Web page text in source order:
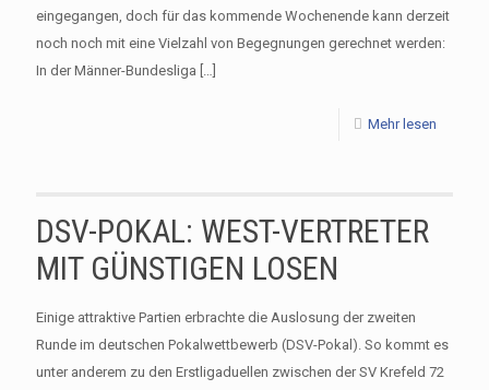
eingegangen, doch für das kommende Wochenende kann derzeit
noch noch mit eine Vielzahl von Begegnungen gerechnet werden:
In der Männer-Bundesliga […]
Mehr lesen
DSV-POKAL: WEST-VERTRETER
MIT GÜNSTIGEN LOSEN
Einige attraktive Partien erbrachte die Auslosung der zweiten
Runde im deutschen Pokalwettbewerb (DSV-Pokal). So kommt es
unter anderem zu den Erstligaduellen zwischen der SV Krefeld 72